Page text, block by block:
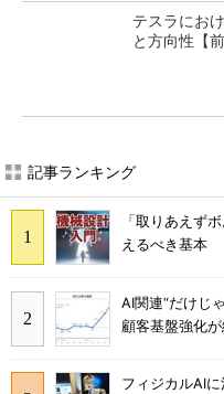
テスラにお
と方向性【前
記事ランキング
「取りあえず
えるべき基本
AI関連“だけじ
顧客基盤強化
フィジカルAI